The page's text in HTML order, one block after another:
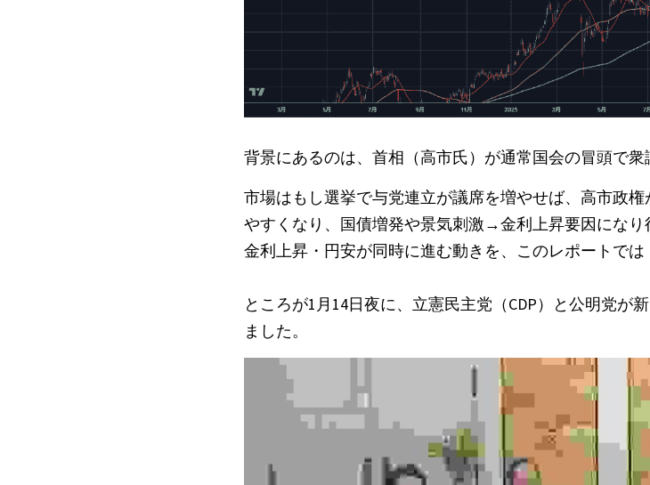
背景にあるのは、首相（高市氏）が通常国会の冒頭で衆
市場はもし選挙で与党連立が議席を増やせば、高市政
やすくなり、国債増発や景気刺激→金利上昇要因になり
金利上昇・円安が同時に進む動きを、このレポートでは
ところが1月14日夜に、立憲民主党（CDP）と公明党が
ました。